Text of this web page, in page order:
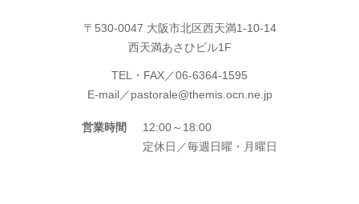
〒530-0047 大阪市北区西天満1-10-14
西天満あさひビル1F
TEL・FAX／06-6364-1595
E-mail／ pastorale@themis.ocn.ne.jp
営業時間
12:00～18:00
定休日／毎週日曜・月曜日